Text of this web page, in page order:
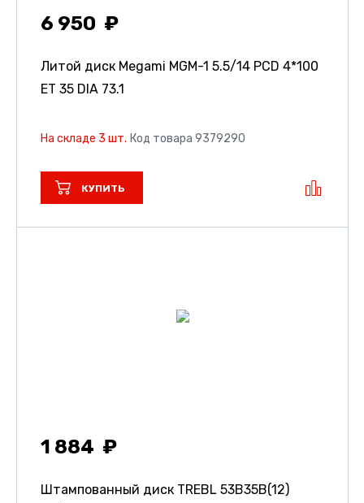
6 950
Литой диск Megami MGM-1 5.5/14 PCD 4*100
ET 35 DIA 73.1
На складе 3 шт. Код товара 9379290
КУПИТЬ
1 884
Штампованный диск TREBL 53B35B(12)